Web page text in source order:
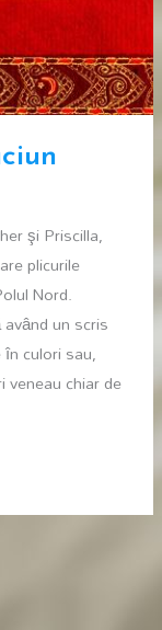
şi Priscilla,
plicurile
Nord.
un scris
culori sau,
chiar de